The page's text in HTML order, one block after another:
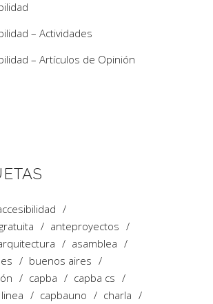
– Actividades
– Artículos de Opinión
anteproyectos
asamblea
buenos aires
capba
capba cs
capbauno
charla